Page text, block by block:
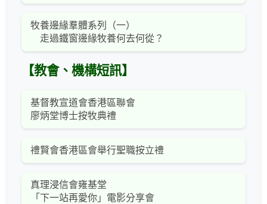
牧養邊緣羣體系列（一）
走過鐵窗邊緣牧養何去何從？
【教會、機構短訊】
基督教宣道會香港區聯會
廖炳堂博士按牧典禮
禮賢會香港區會舉行聖職按立禮
真理浸信會雍基堂
「下一站再愛你」電影分享會